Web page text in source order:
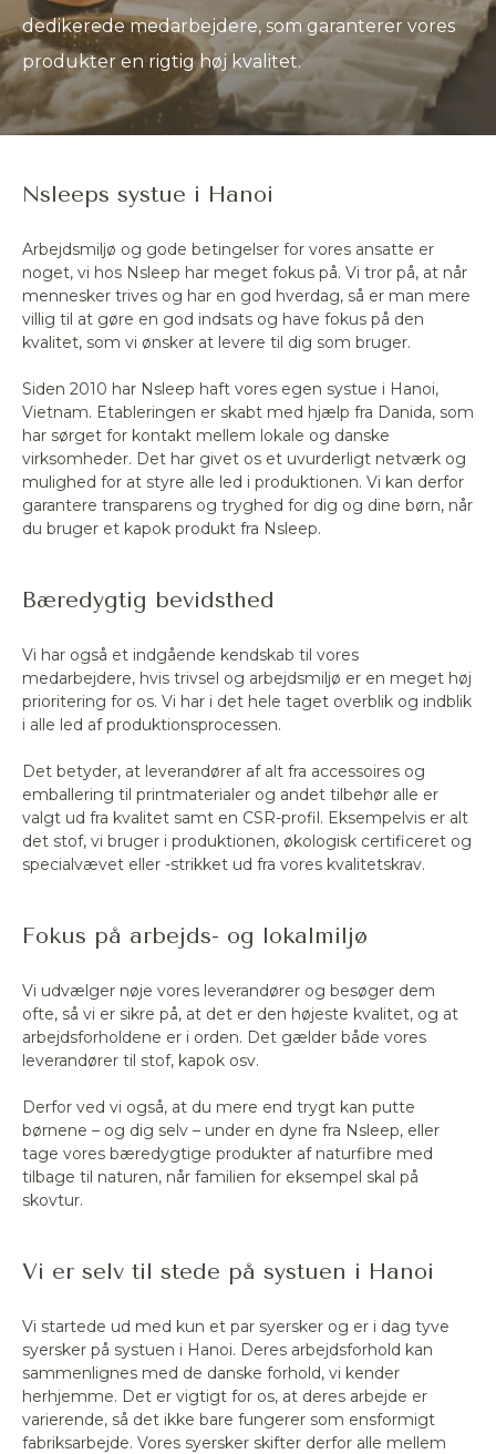
Afvis
Accepter
dedikerede medarbejdere, som garanterer vores
produkter en rigtig høj kvalitet.
Nsleeps systue i Hanoi
Arbejdsmiljø og gode betingelser for vores ansatte er
noget, vi hos Nsleep har meget fokus på. Vi tror på, at når
mennesker trives og har en god hverdag, så er man mere
villig til at gøre en god indsats og have fokus på den
kvalitet, som vi ønsker at levere til dig som bruger.
Siden 2010 har Nsleep haft vores egen systue i Hanoi,
Vietnam. Etableringen er skabt med hjælp fra Danida, som
har sørget for kontakt mellem lokale og danske
virksomheder. Det har givet os et uvurderligt netværk og
mulighed for at styre alle led i produktionen. Vi kan derfor
garantere transparens og tryghed for dig og dine børn, når
du bruger et kapok produkt fra Nsleep.
Bæredygtig bevidsthed
Vi har også et indgående kendskab til vores
medarbejdere, hvis trivsel og arbejdsmiljø er en meget høj
prioritering for os. Vi har i det hele taget overblik og indblik
i alle led af produktionsprocessen.
Det betyder, at leverandører af alt fra accessoires og
emballering til printmaterialer og andet tilbehør alle er
valgt ud fra kvalitet samt en CSR-profil. Eksempelvis er alt
det stof, vi bruger i produktionen, økologisk certificeret og
specialvævet eller -strikket ud fra vores kvalitetskrav.
Fokus på arbejds- og lokalmiljø
Vi udvælger nøje vores leverandører og besøger dem
ofte, så vi er sikre på, at det er den højeste kvalitet, og at
arbejdsforholdene er i orden. Det gælder både vores
leverandører til stof, kapok osv.
Derfor ved vi også, at du mere end trygt kan putte
børnene – og dig selv – under en dyne fra Nsleep, eller
tage vores bæredygtige produkter af naturfibre med
tilbage til naturen, når familien for eksempel skal på
skovtur.
Vi er selv til stede på systuen i Hanoi
Vi startede ud med kun et par syersker og er i dag tyve
syersker på systuen i Hanoi. Deres arbejdsforhold kan
sammenlignes med de danske forhold, vi kender
herhjemme. Det er vigtigt for os, at deres arbejde er
varierende, så det ikke bare fungerer som ensformigt
fabriksarbejde. Vores syersker skifter derfor alle mellem